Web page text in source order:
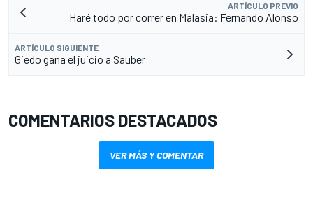
ARTÍCULO PREVIO
Haré todo por correr en Malasia: Fernando Alonso
ARTÍCULO SIGUIENTE
Giedo gana el juicio a Sauber
COMENTARIOS DESTACADOS
VER MÁS Y COMENTAR